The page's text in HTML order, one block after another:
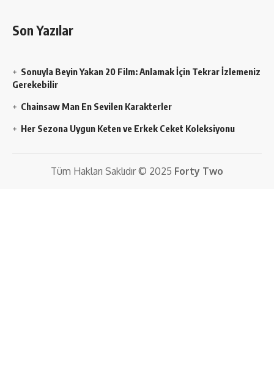
Son Yazılar
Sonuyla Beyin Yakan 20 Film: Anlamak İçin Tekrar İzlemeniz
Gerekebilir
Chainsaw Man En Sevilen Karakterler
Her Sezona Uygun Keten ve Erkek Ceket Koleksiyonu
Tüm Hakları Saklıdır © 2025 Forty Two